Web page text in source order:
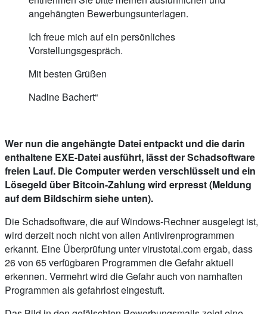
angehängten Bewerbungsunterlagen.
Ich freue mich auf ein persönliches
Vorstellungsgespräch.
Mit besten Grüßen
Nadine Bachert“
Wer nun die angehängte Datei entpackt und die darin
enthaltene EXE-Datei ausführt, lässt der Schadsoftware
freien Lauf. Die Computer werden verschlüsselt und ein
Lösegeld über Bitcoin-Zahlung wird erpresst (Meldung
auf dem Bildschirm siehe unten).
Die Schadsoftware, die auf Windows-Rechner ausgelegt ist,
wird derzeit noch nicht von allen Antivirenprogrammen
erkannt. Eine Überprüfung unter virustotal.com ergab, dass
26 von 65 verfügbaren Programmen die Gefahr aktuell
erkennen. Vermehrt wird die Gefahr auch von namhaften
Programmen als gefahrlost eingestuft.